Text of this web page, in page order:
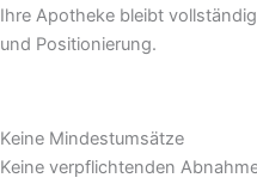
Ihre Apotheke bleibt
und Positionierung.
Keine Mindestumsätze
Keine verpflichtenden